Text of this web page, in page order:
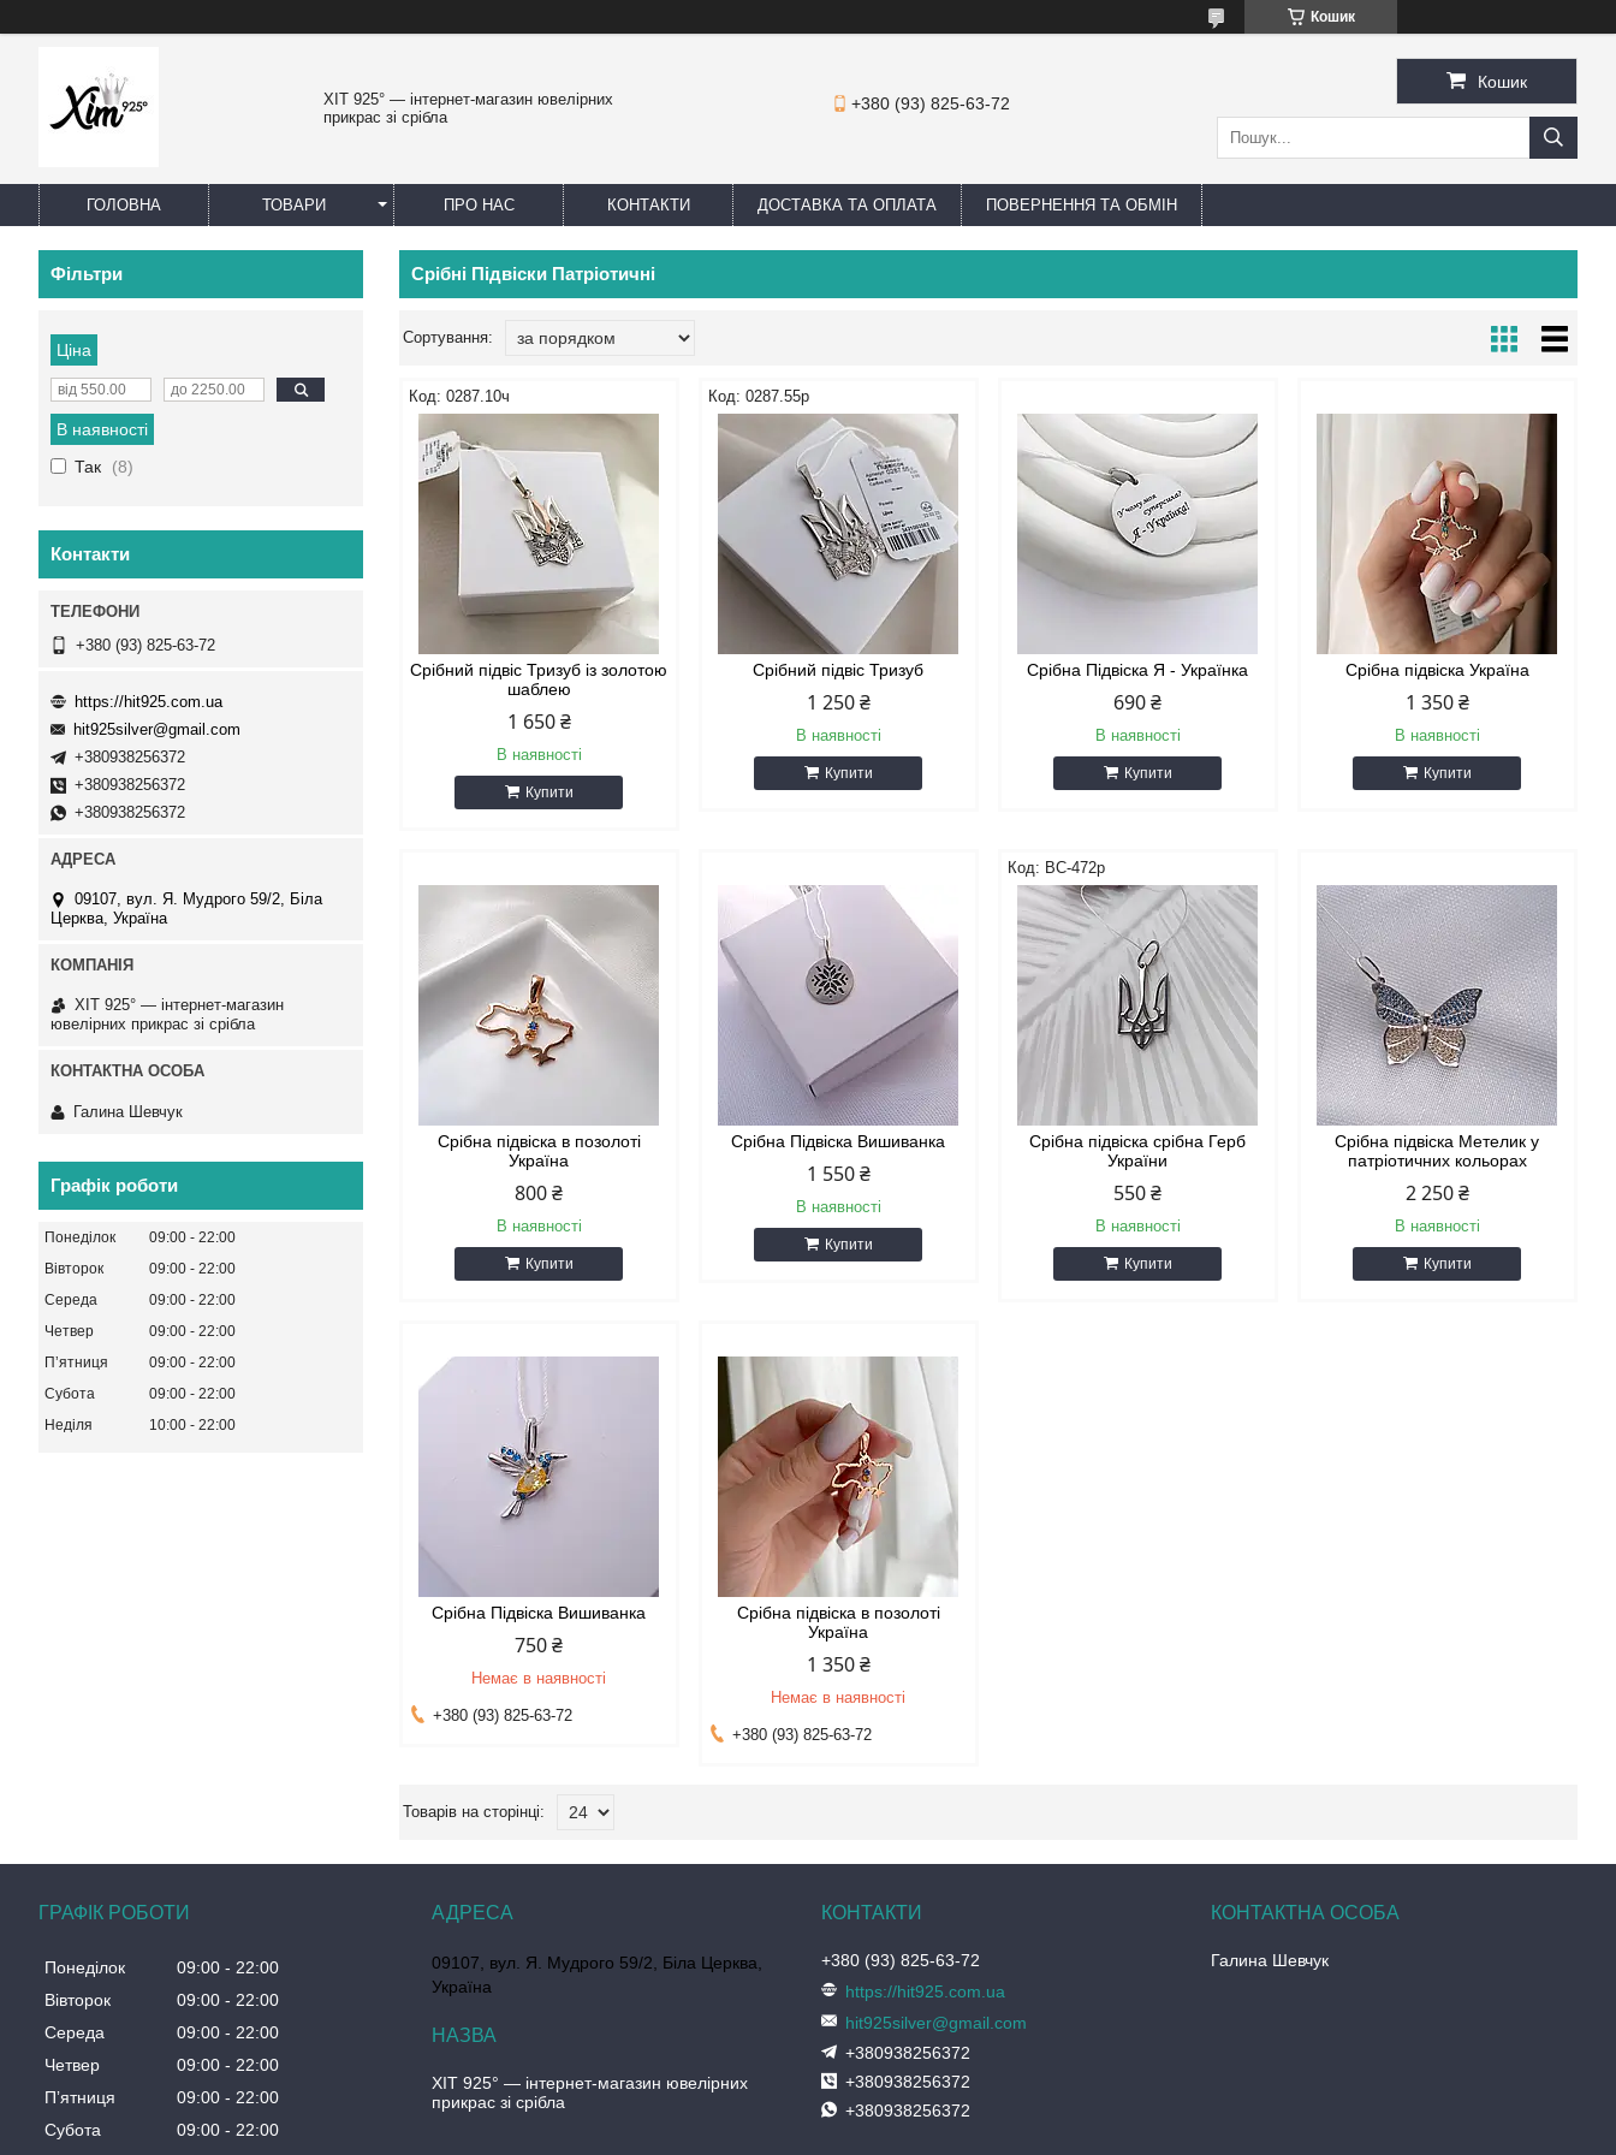
Кошик
ХІТ 925° — інтернет-магазин ювелірних
прикрас зі срібла
+380 (93) 825-63-72
Кошик
ГОЛОВНА ТОВАРИ ПРО НАС КОНТАКТИ ДОСТАВКА ТА ОПЛАТА ПОВЕРНЕННЯ ТА ОБМІН
Срібні Підвіски Патріотичні
0287.10ч
Срібний підвіс Тризуб із золотою
шаблею
1 650 ₴
В наявності
Купити
0287.55р
Срібний підвіс Тризуб
1 250 ₴
В наявності
Купити
Срібна Підвіска Я - Українка
690 ₴
В наявності
Купити
Срібна підвіска Україна
1 350 ₴
В наявності
Купити
Срібна підвіска в позолоті
Україна
800 ₴
В наявності
Купити
Срібна Підвіска Вишиванка
1 550 ₴
В наявності
Купити
ВС-472р
Срібна підвіска срібна Герб
України
550 ₴
В наявності
Купити
Срібна підвіска Метелик у
патріотичних кольорах
2 250 ₴
В наявності
Купити
Срібна Підвіска Вишиванка
750 ₴
Немає в наявності
+380 (93) 825-63-72
Срібна підвіска в позолоті
Україна
1 350 ₴
Немає в наявності
+380 (93) 825-63-72
Фільтри
Ціна
В наявності
Так
8
Контакти
+380 (93) 825-63-72
https://hit925.com.ua
hit925silver@gmail.com
+380938256372
+380938256372
+380938256372
09107, вул. Я. Мудрого 59/2, Біла
Церква, Україна
ХІТ 925° — інтернет-магазин
ювелірних прикрас зі срібла
Галина Шевчук
Графік роботи
Понеділок 09:00
22:00
Вівторок
09:00
22:00
Середа
09:00
22:00
Четвер
09:00
22:00
Пʼятниця
09:00
22:00
Субота
09:00
22:00
Неділя
10:00 22:00
ГРАФІК РОБОТИ
Понеділок 09:00
22:00
Вівторок
09:00
22:00
Середа
09:00
22:00
Четвер
09:00
22:00
Пʼятниця
09:00
22:00
Субота
09:00
22:00
09107, вул. Я. Мудрого 59/2, Біла Церква,
Україна
ХІТ 925° — інтернет-магазин ювелірних
прикрас зі срібла
+380 (93) 825-63-72
https://hit925.com.ua
hit925silver@gmail.com
+380938256372
+380938256372
+380938256372
Галина Шевчук